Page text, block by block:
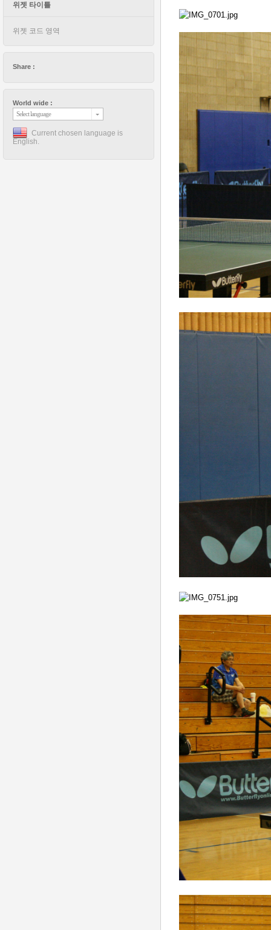
위젯 타이틀
위젯 코드 영역
Share :
World wide :
Select language
Current chosen language is
English.